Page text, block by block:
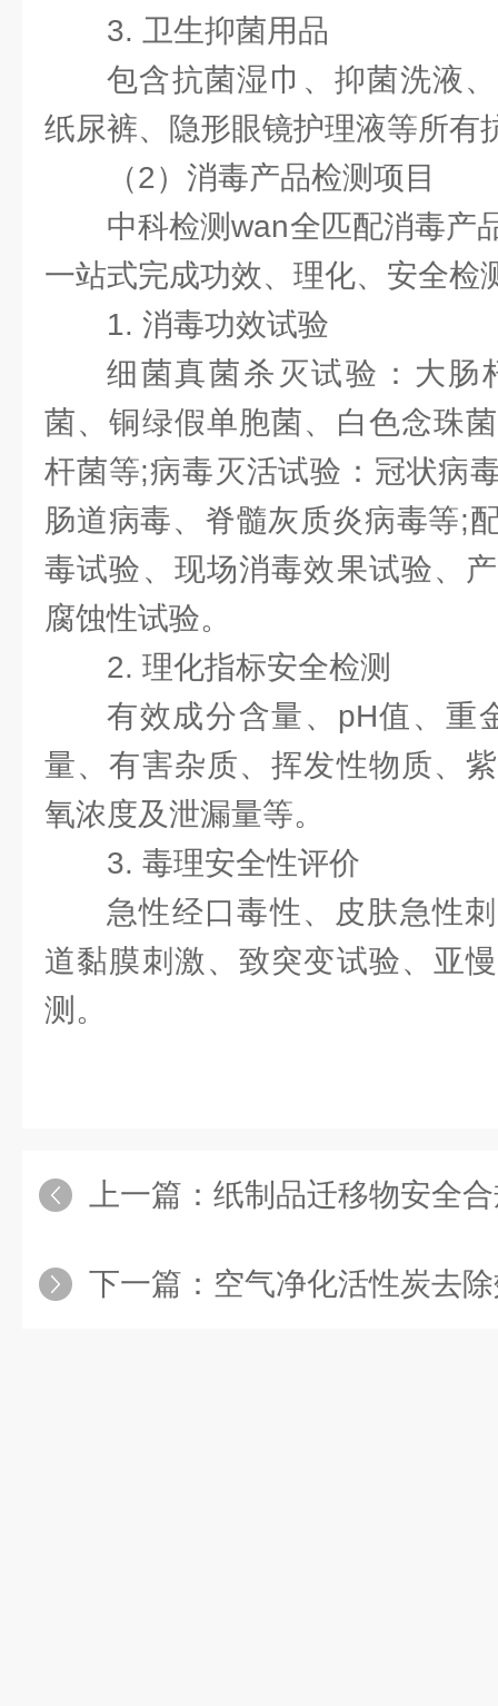
3. 卫生抑菌用品
包含抗菌湿巾、抑菌洗液
纸尿裤、隐形眼镜护理液等所有
（2）消毒产品检测项目
中科检测wan全匹配消毒产
一站式完成功效、理化、安全检
1. 消毒功效试验
细菌真菌杀灭试验：大肠
菌、铜绿假单胞菌、白色念珠
杆菌等;病毒灭活试验：冠状病
肠道病毒、脊髓灰质炎病毒等;
毒试验、现场消毒效果试验、
腐蚀性试验。
2. 理化指标安全检测
有效成分含量、pH值、重
量、有害杂质、挥发性物质、
氧浓度及泄漏量等。
3. 毒理安全性评价
急性经口毒性、皮肤急性
道黏膜刺激、致突变试验、亚
测。
上一篇： 纸制品迁移物安全
下一篇： 空气净化活性炭去